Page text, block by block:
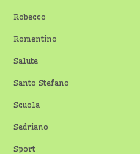
Robecco
Romentino
Salute
Santo Stefano
Scuola
Sedriano
Sport